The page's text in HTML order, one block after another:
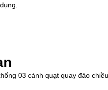
03 cánh quạt quay đảo